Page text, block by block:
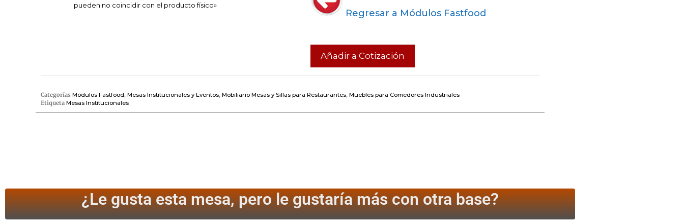
pueden no coincidir con el producto físico»
Regresar a Módulos Fastfood
Añadir a Cotización
Categorías Módulos Fastfood, Mesas Institucionales y Eventos, Mobiliario Mesas y Sillas para Restaurantes, Muebles para Comedores Industriales
Etiqueta Mesas Institucionales
¿Le gusta esta mesa, pero le gustaría más con otra base?